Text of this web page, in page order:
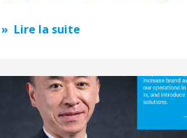
Lire la suite